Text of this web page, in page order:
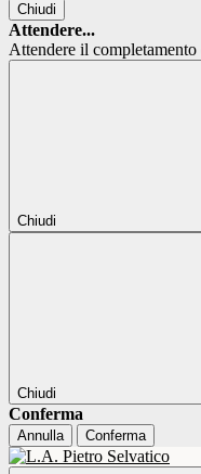
Chiudi
Attendere...
Attendere il
Chiudi
Chiudi
Conferma
Annulla Conferma